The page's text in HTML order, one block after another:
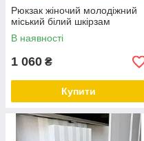
Рюкзак жіночий молодіжний
міський білий шкірзам
В наявності
1 060 ₴
Купити